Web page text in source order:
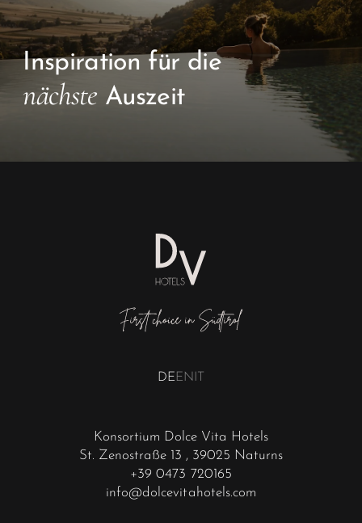
Inspiration für die
nächste Auszeit
Konsortium Dolce Vita Hotels
St. Zenostraße 13 , 39025 Naturns
+39 0473 720165
info@dolcevitahotels.com
DEEN IT